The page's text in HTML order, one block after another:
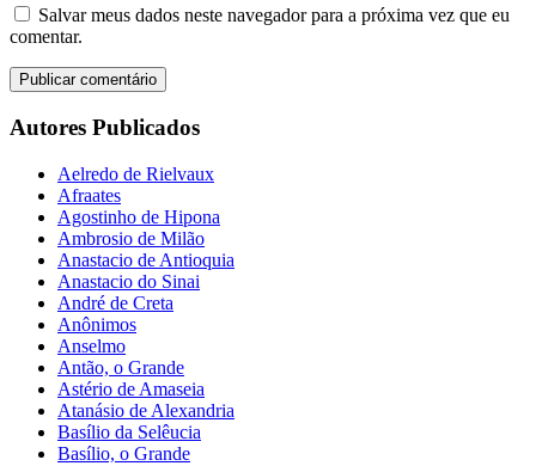
Salvar meus dados neste navegador para a próxima vez que eu
comentar.
Autores Publicados
Aelredo de Rielvaux
Afraates
Agostinho de Hipona
Ambrosio de Milão
Anastacio de Antioquia
Anastacio do Sinai
André de Creta
Anônimos
Anselmo
Antão, o Grande
Astério de Amaseia
Atanásio de Alexandria
Basílio da Selêucia
Basílio, o Grande